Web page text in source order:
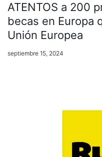
ATENTOS a 200
becas en Europa
Unión Europea
septiembre 15, 2024